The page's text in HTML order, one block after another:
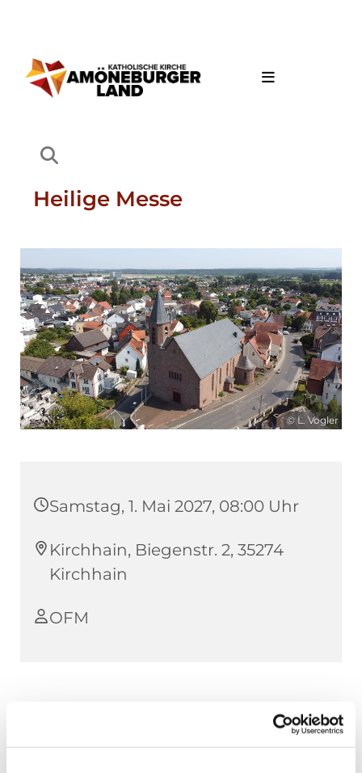
Heilige Messe
© L. Vogler
Samstag, 1. Mai 2027, 08:00 Uhr
Kirchhain, Biegenstr. 2, 35274
Kirchhain
OFM